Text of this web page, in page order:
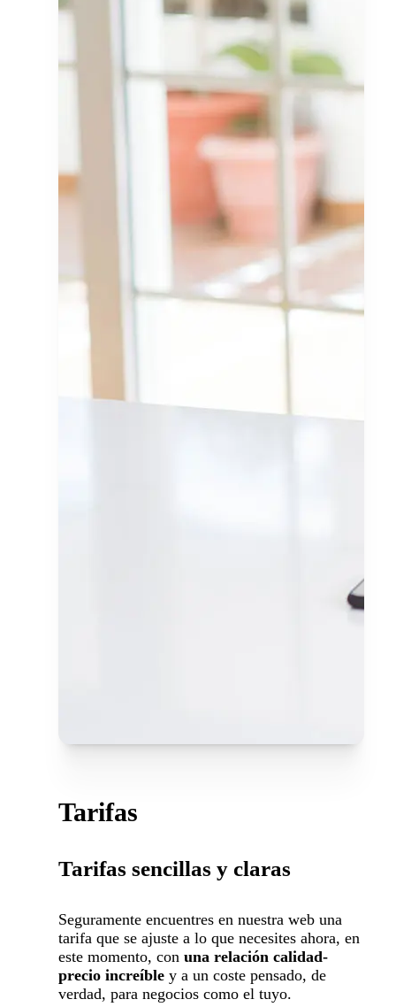
Tarifas
Tarifas sencillas y claras
Seguramente encuentres en nuestra web una
tarifa que se ajuste a lo que necesites ahora, en
este momento, conuna relación calidad-
precio increíble y a un coste pensado, de
verdad, para negocios como el tuyo.